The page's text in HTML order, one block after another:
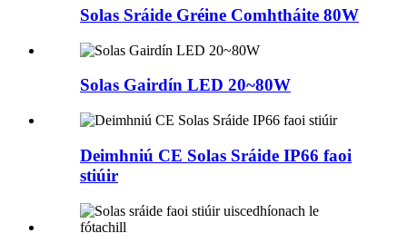
Solas Sráide Gréine Comhtháite 80W
Solas Gairdín LED 20~80W
Deimhniú CE Solas Sráide IP66 faoi
stiúir